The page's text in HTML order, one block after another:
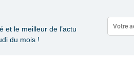
et le meilleur de l’actu
du mois !